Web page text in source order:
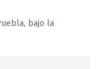
bajo la